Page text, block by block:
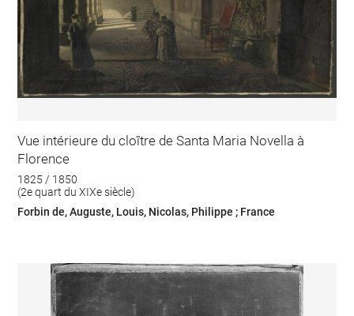
Vue intérieure du cloître de Santa Maria Novella à
Florence
1825 / 1850
(2e quart du XIXe siècle)
Forbin de, Auguste, Louis, Nicolas, Philippe ; France